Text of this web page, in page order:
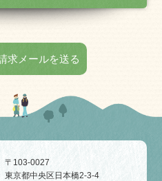
求メールを送る
〒103-0027
東京都中央区日本橋2-3-4